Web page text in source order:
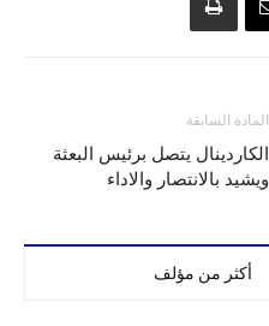
المادة السابقة
الكاردينال يتصل برئيس البعثة
ويشيد بالانتصار والاداء
أكثر من مؤلف